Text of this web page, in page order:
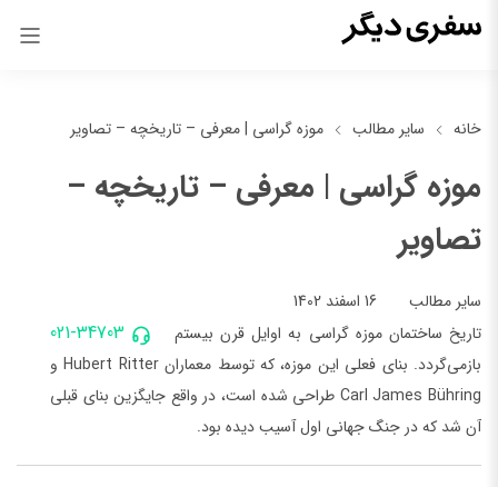
خانه سایر مطالب موزه گراسی | معرفی – تاریخچه – تصاویر
موزه گراسی | معرفی – تاریخچه –
تصاویر
سایر مطالب 16 اسفند 1402
021-34703
تاریخ ساختمان موزه گراسی به اوایل قرن بیستم
بازمی‌گردد. بنای فعلی این موزه، که توسط معماران Hubert Ritter و
Carl James Bühring طراحی شده است، در واقع جایگزین بنای قبلی
آن شد که در جنگ جهانی اول آسیب دیده بود.